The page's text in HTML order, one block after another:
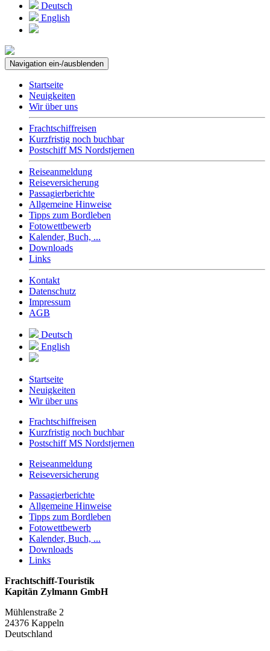
Deutsch
English
Navigation ein-/ausblenden
Startseite
Neuigkeiten
Wir über uns
Frachtschiffreisen
Kurzfristig noch buchbar
Postschiff MS Nordstjernen
Reiseanmeldung
Reiseversicherung
Passagierberichte
Allgemeine Hinweise
Tipps zum Bordleben
Fotowettbewerb
Kalender, Buch, ...
Downloads
Links
Kontakt
Datenschutz
Impressum
AGB
Deutsch
English
Startseite
Neuigkeiten
Wir über uns
Frachtschiffreisen
Kurzfristig noch buchbar
Postschiff MS Nordstjernen
Reiseanmeldung
Reiseversicherung
Passagierberichte
Allgemeine Hinweise
Tipps zum Bordleben
Fotowettbewerb
Kalender, Buch, ...
Downloads
Links
Frachtschiff-Touristik
Kapitän Zylmann GmbH
Mühlenstraße 2
24376 Kappeln
Deutschland